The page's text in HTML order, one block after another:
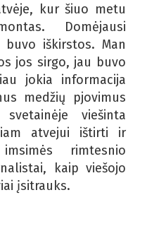
kur šiuo metu
Domėjausi
iškirstos. Man
jos sirgo, jau buvo
jokia informacija
medžių pjovimus
viešinta
atvejui ištirti ir
rimtesnio
kaip viešojo
įsitrauks.